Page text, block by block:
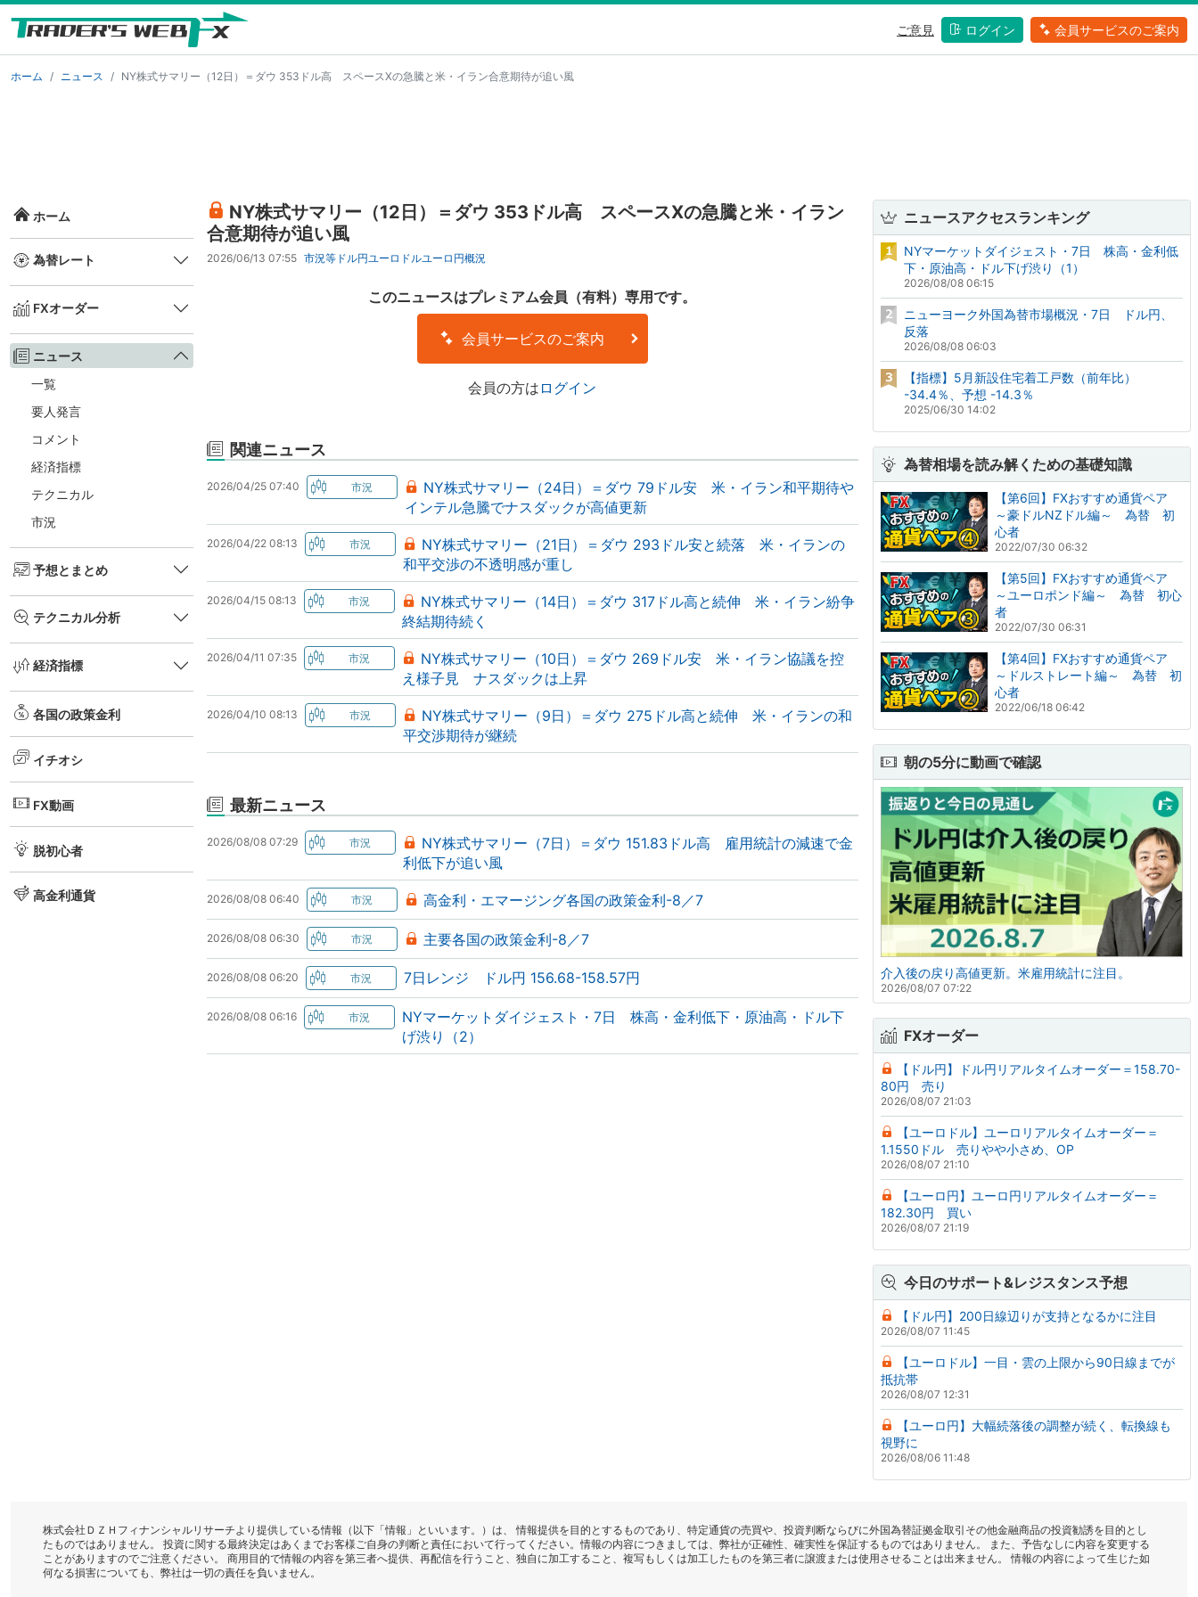
ご意見 ログイン 会員サービスのご案内
ホーム ニュース NY株式サマリー（12日）＝ダウ 353ドル高 スペースXの急騰と米・イラン合意期待が追い風
ホーム
為替レート
FXオーダー
ニュース
一覧
要人発言
コメント
経済指標
テクニカル
市況
予想とまとめ
テクニカル分析
経済指標
各国の政策金利
イチオシ
FX動画
脱初心者
高金利通貨
NY株式サマリー（12日）＝ダウ 353ドル高 スペースXの急騰と米・イラン
合意期待が追い風
2026/06/13 07:55 市況等 ドル円ユーロドルユーロ円概況
このニュースはプレミアム会員（有料）専用です。
会員サービスのご案内
会員の方は ログイン
関連ニュース
2026/04/25 07:40
NY株式サマリー（24日）＝ダウ 79ドル安 米・イラン和平期待や
インテル急騰でナスダックが高値更新
2026/04/22 08:13
NY株式サマリー（21日）＝ダウ 293ドル安と続落 米・イランの
和平交渉の不透明感が重し
2026/04/15 08:13
NY株式サマリー（14日）＝ダウ 317ドル高と続伸 米・イラン紛争
終結期待続く
2026/04/11 07:35
NY株式サマリー（10日）＝ダウ 269ドル安 米・イラン協議を控
え様子見 ナスダックは上昇
2026/04/10 08:13
NY株式サマリー（9日）＝ダウ 275ドル高と続伸 米・イランの和
平交渉期待が継続
最新ニュース
2026/08/08 07:29
NY株式サマリー（7日）＝ダウ 151.83ドル高 雇用統計の減速で金
利低下が追い風
2026/08/08 06:40 高金利・エマージング各国の政策金利-8／7
2026/08/08 06:30 主要各国の政策金利-8／7
2026/08/08 06:20 7日レンジ ドル円 156.68-158.57円
2026/08/08 06:16
NYマーケットダイジェスト・7日 株高・金利低下・原油高・ドル下
げ渋り（2）
ニュースアクセスランキング
NYマーケットダイジェスト・7日 株高・金利低
下・原油高・ドル下げ渋り（1）
2026/08/08 06:15
ニューヨーク外国為替市場概況・7日 ドル円、
反落
2026/08/08 06:03
【指標】5月新設住宅着工戸数（前年比）
-34.4％、予想 -14.3％
2025/06/30 14:02
為替相場を読み解くための基礎知識
【第6回】FXおすすめ通貨ペア
～豪ドルNZドル編～ 為替 初
心者
2022/07/30 06:32
【第5回】FXおすすめ通貨ペア
～ユーロポンド編～ 為替 初心
者
2022/07/30 06:31
【第4回】FXおすすめ通貨ペア
～ドルストレート編～ 為替 初
心者
2022/06/18 06:42
朝の5分に動画で確認
介入後の戻り高値更新。米雇用統計に注目。
2026/08/07 07:22
FXオーダー
【ドル円】ドル円リアルタイムオーダー＝158.70-
80円 売り
2026/08/07 21:03
【ユーロドル】ユーロリアルタイムオーダー＝
1.1550ドル 売りやや小さめ、OP
2026/08/07 21:10
【ユーロ円】ユーロ円リアルタイムオーダー＝
182.30円 買い
2026/08/07 21:19
今日のサポート&レジスタンス予想
【ドル円】200日線辺りが支持となるかに注目
2026/08/07 11:45
【ユーロドル】一目・雲の上限から90日線までが
抵抗帯
2026/08/07 12:31
【ユーロ円】大幅続落後の調整が続く、転換線も
視野に
2026/08/06 11:48
株式会社ＤＺＨフィナンシャルリサーチより提供している情報（以下「情報」といいます。）は、 情報提供を目的とするものであり、特定通貨の売買や、投資判断ならびに外国為替証拠金取引その他金融商品の投資勧誘を目的とし
たものではありません。 投資に関する最終決定はあくまでお客様ご自身の判断と責任において行ってください。情報の内容につきましては、弊社が正確性、確実性を保証するものではありません。 また、予告なしに内容を変更する
ことがありますのでご注意ください。 商用目的で情報の内容を第三者へ提供、再配信を行うこと、独自に加工すること、複写もしくは加工したものを第三者に譲渡または使用させることは出来ません。 情報の内容によって生じた如
何なる損害についても、弊社は一切の責任を負いません。